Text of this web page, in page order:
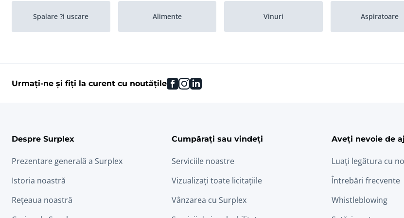
Spalare ?i uscare Alimente Vinuri Aspiratoare
Urmați-ne și fiți la curent cu noutățile facebook
instagram
linkedin
Despre Surplex
Prezentare generală a Surplex
Istoria noastră
Rețeaua noastră
Cumpărați sau vindeți
Serviciile noastre
Vizualizați toate licitațiile
Vânzarea cu Surplex
Aveți nevoie de
Luați legătura cu
Întrebări frecvente
Whistleblowing